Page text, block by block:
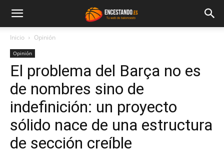
Inicio Opinión
Opinión
El problema del Barça no es
de nombres sino de
indefinición: un proyecto
sólido nace de una estructura
de sección creíble